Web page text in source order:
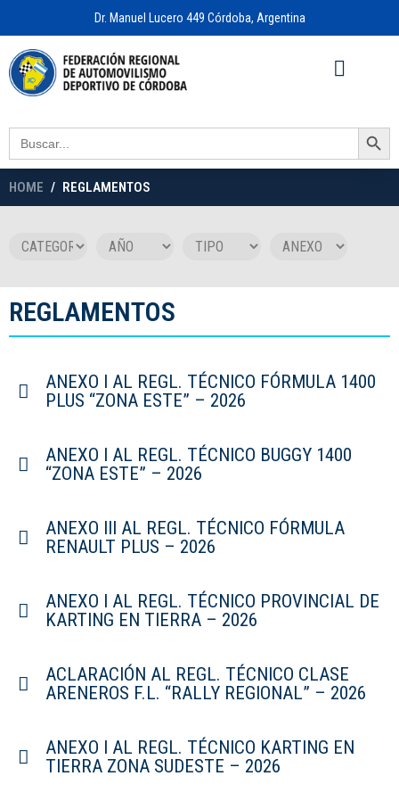
Dr. Manuel Lucero 449 Córdoba, Argentina
Search
for:
Search Button
HOME REGLAMENTOS
REGLAMENTOS
ANEXO I AL REGL. TÉCNICO FÓRMULA 1400
PLUS “ZONA ESTE” – 2026
ANEXO I AL REGL. TÉCNICO BUGGY 1400
“ZONA ESTE” – 2026
ANEXO III AL REGL. TÉCNICO FÓRMULA
RENAULT PLUS – 2026
ANEXO I AL REGL. TÉCNICO PROVINCIAL DE
KARTING EN TIERRA – 2026
ACLARACIÓN AL REGL. TÉCNICO CLASE
ARENEROS F.L. “RALLY REGIONAL” – 2026
ANEXO I AL REGL. TÉCNICO KARTING EN
TIERRA ZONA SUDESTE – 2026